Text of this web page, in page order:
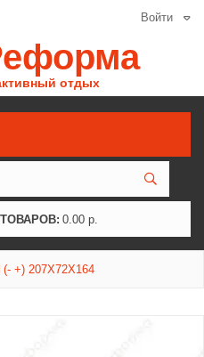
Войти
отдых
0.00 р.
+) 207Х72Х164